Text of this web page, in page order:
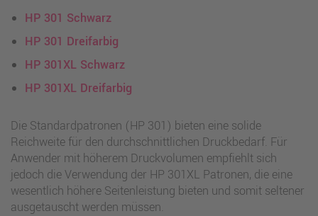
HP 301 Schwarz
HP 301 Dreifarbig
HP 301XL Schwarz
HP 301XL Dreifarbig
Die Standardpatronen (HP 301) bieten eine solide
Reichweite für den durchschnittlichen Druckbedarf. Für
Anwender mit höherem Druckvolumen empfiehlt sich
jedoch die Verwendung der HP 301XL Patronen, die eine
wesentlich höhere Seitenleistung bieten und somit seltener
ausgetauscht werden müssen.